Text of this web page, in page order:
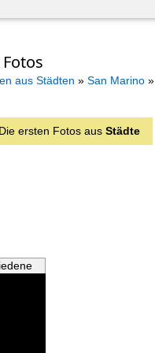
aus Städten » San Marino»
Die ersten Fotos aus Städte